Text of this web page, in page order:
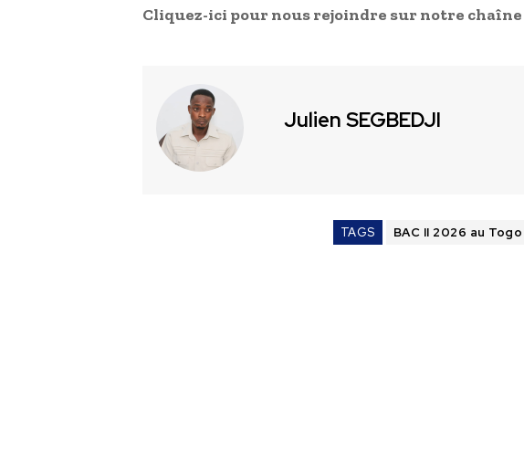
Cliquez-ici pour nous rejoindre sur notre chaîne
Julien SEGBEDJI
TAGS BAC II 2026 au Togo